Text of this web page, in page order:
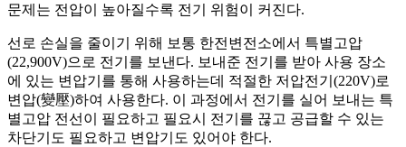
문제는 전압이 높아질수록 전기 위험이 커진다.
선로 손실을 줄이기 위해 보통 한전변전소에서 특별고압
(22,900V)으로 전기를 보낸다. 보내준 전기를 받아 사용 장소
에 있는 변압기를 통해 사용하는데 적절한 저압전기(220V)로
변압(變壓)하여 사용한다. 이 과정에서 전기를 실어 보내는 특
별고압 전선이 필요하고 필요시 전기를 끊고 공급할 수 있는
차단기도 필요하고 변압기도 있어야 한다.